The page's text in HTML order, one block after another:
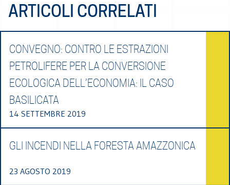
ARTICOLI CORRELATI
CONVEGNO: CONTRO LE ESTRAZIONI
PETROLIFERE PER LA CONVERSIONE
ECOLOGICA DELL’ECONOMIA: IL CASO
BASILICATA
14 SETTEMBRE 2019
GLI INCENDI NELLA FORESTA AMAZZONICA
23 AGOSTO 2019